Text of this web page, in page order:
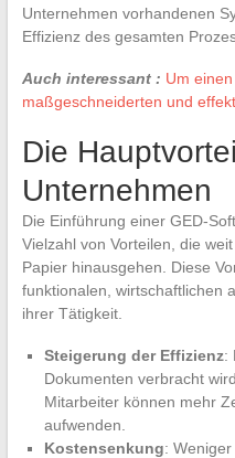
Unternehmen vorhandenen
Effizienz des gesamten
Auch interessant : Um
maßgeschneiderten und
Die
Unternehmen
Die Einführung einer GED-
Vielzahl von Vorteilen, die
Papier hinausgehen. Diese
funktionalen, wirtschaftlichen
ihrer Tätigkeit.
Steigerung der Effizienz:
Dokumenten verbracht
Mitarbeiter können mehr
aufwenden.
Kostensenkung: